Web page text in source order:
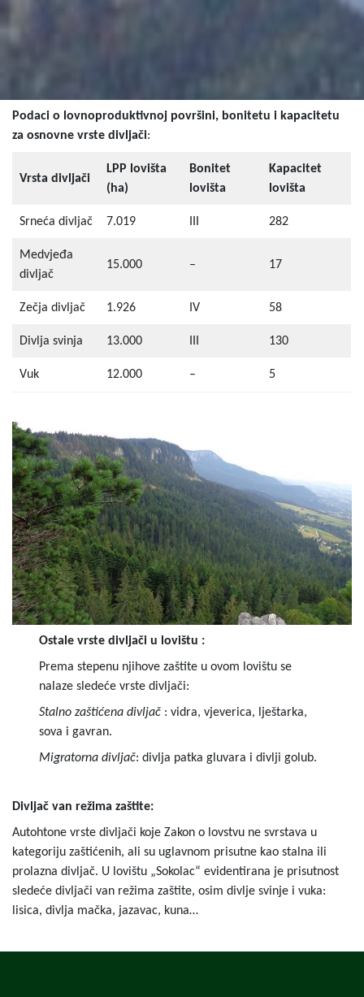
Podaci o lovnoproduktivnoj površini, bonitetu i kapacitetu
za osnovne vrste divljači:
Vrsta divljači
LPP lovišta
(ha)
Bonitet
lovišta
Kapacitet
lovišta
Srneća divljač 7.019 III 282
Medvjeđa
divljač
15.000 – 17
Zečja divljač 1.926 IV 58
Divlja svinja 13.000 III 130
Vuk 12.000 – 5
Ostale vrste divljači u lovištu :
Prema stepenu njihove zaštite u ovom lovištu se
nalaze sledeće vrste divljači:
Stalno zaštićena divljač : vidra, vjeverica, lještarka,
sova i gavran.
Migratorna divljač: divlja patka gluvara i divlji golub.
Divljač van režima zaštite:
Autohtone vrste divljači koje Zakon o lovstvu ne svrstava u
kategoriju zaštićenih, ali su uglavnom prisutne kao stalna ili
prolazna divljač. U lovištu „Sokolac“ evidentirana je prisutnost
sledeće divljači van režima zaštite, osim divlje svinje i vuka:
lisica, divlja mačka, jazavac, kuna…